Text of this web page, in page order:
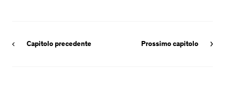
Capitolo precedente Prossimo capitolo